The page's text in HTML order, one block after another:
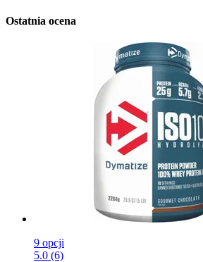
Ostatnia ocena
9 opcji
5.0 (6)